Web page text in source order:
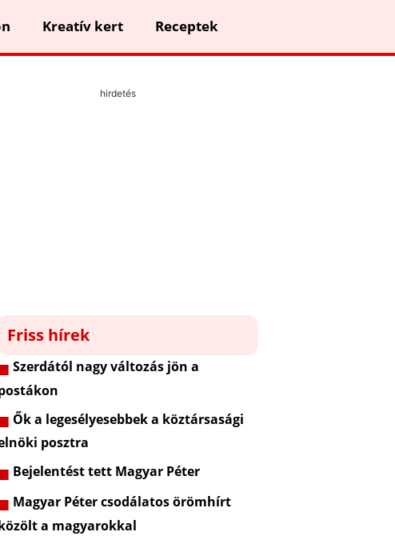
Kreatív kert Receptek
hirdetés
Friss hírek
Szerdától nagy változás jön a
Ők a legesélyesebbek a köztársasági
posztra
Bejelentést tett Magyar Péter
Magyar Péter csodálatos örömhírt
a magyarokkal